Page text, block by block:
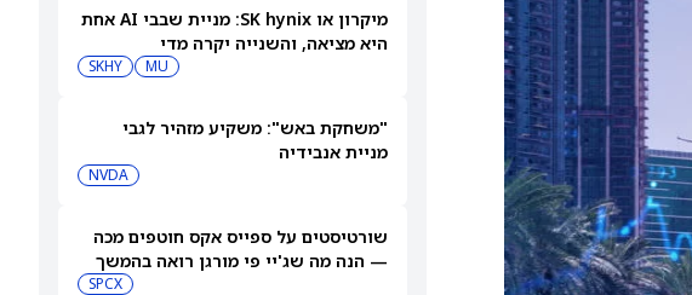
מיקרון או SK hynix: מניית שבבי AI אחת
היא מציאה, והשנייה יקרה מדי
MU
SKHY
"משחקת באש": משקיע מזהיר לגבי
מניית אנבידיה
NVDA
שורטיסטים על ספייס אקס חוטפים מכה
— הנה מה שג'יי פי מורגן רואה בהמשך
SPCX